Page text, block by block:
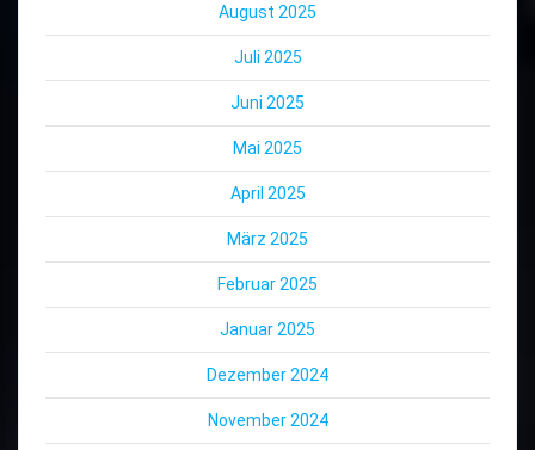
August 2025
Juli 2025
Juni 2025
Mai 2025
April 2025
März 2025
Februar 2025
Januar 2025
Dezember 2024
November 2024